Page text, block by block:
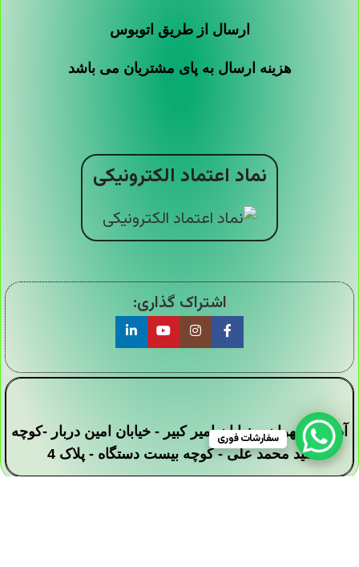
ارسال از طریق اتوبوس
هزینه ارسال به پای مشتریان می باشد
نماد اعتماد الکترونیکی
اشتراک گذاری:
آدرس : تهران - خیابان امیر کبیر - خیابان امین دربار -کوچه
سید محمد علی - کوچه بیست دستگاه - پلاک 4
سفارشات فوری